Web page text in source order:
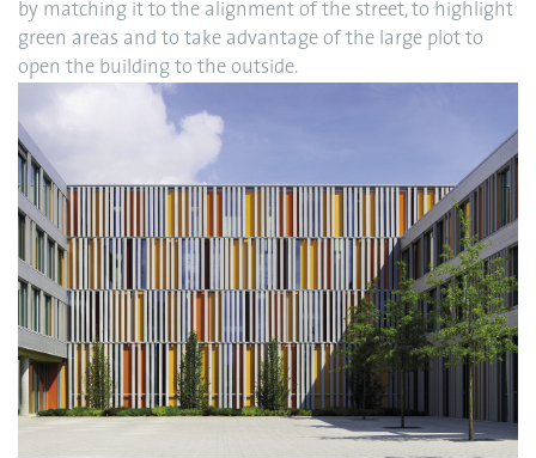
by matching it to the alignment of the street, to highlight
green areas and to take advantage of the large plot to
open the building to the outside.